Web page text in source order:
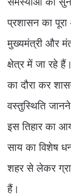
प्रशासन का
मुख्यमंत्री और
क्षेत्र में जा रहे
का दौरा कर
वस्तुस्थिति
इस तिहार का
साय का विशेष
शहर से लेकर
हैं।